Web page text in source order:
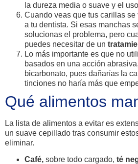
la dureza media o suave y el
Cuando veas que tus carillas
a tu dentista. Si esas manchas
solucionas el problema, pero
puedes necesitar de un
Lo más importante es que no
basados en una acción
bicarbonato, pues dañarías la
tinciones no haría más que
Qué alimentos
La lista de alimentos a evitar es
un suave cepillado tras consumir
eliminar.
Café, sobre todo cargado, té